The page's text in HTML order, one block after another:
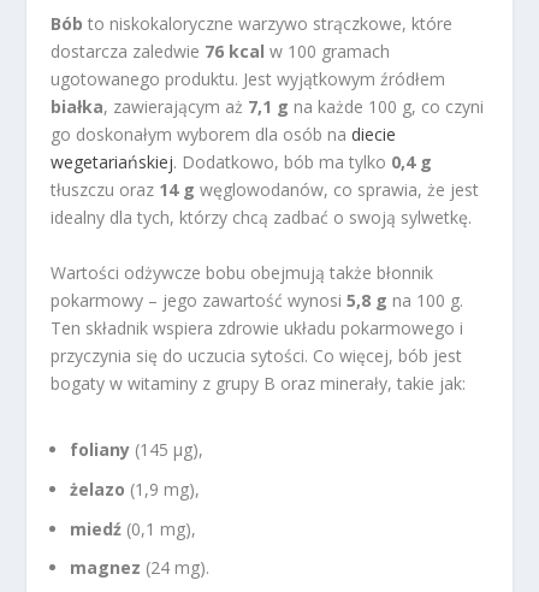
Bób to niskokaloryczne warzywo strączkowe, które
dostarcza zaledwie 76 kcal w 100 gramach
ugotowanego produktu. Jest wyjątkowym źródłem
białka, zawierającym aż 7,1 g na każde 100 g, co czyni
go doskonałym wyborem dla osób na diecie
wegetariańskiej. Dodatkowo, bób ma tylko 0,4 g
tłuszczu oraz 14 g węglowodanów, co sprawia, że jest
idealny dla tych, którzy chcą zadbać o swoją sylwetkę.
Wartości odżywcze bobu obejmują także błonnik
pokarmowy – jego zawartość wynosi5,8 g na 100 g.
Ten składnik wspiera zdrowie układu pokarmowego i
przyczynia się do uczucia sytości. Co więcej, bób jest
bogaty w witaminy z grupy B oraz minerały, takie jak:
foliany (145 µg),
żelazo (1,9 mg),
miedź (0,1 mg),
magnez (24 mg).